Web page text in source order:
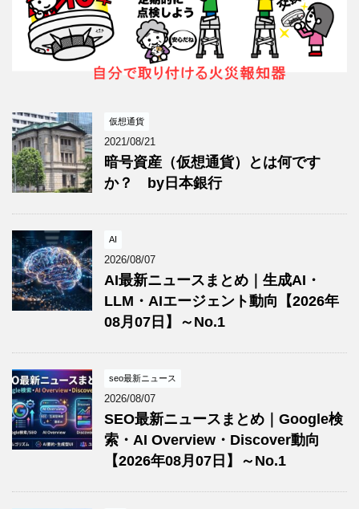
仮想通貨
2021/08/21
暗号資産（仮想通貨）とは何です
か？ by日本銀行
AI
2026/08/07
AI最新ニュースまとめ｜生成AI・
LLM・AIエージェント動向【2026年
08月07日】～No.1
seo最新ニュース
2026/08/07
SEO最新ニュースまとめ｜Google検
索・AI Overview・Discover動向
【2026年08月07日】～No.1